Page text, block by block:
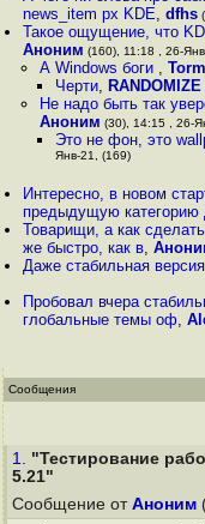
news_item px KDE,dfhs
Такое ощущение, что
Аноним (160), 11:18 , 26-
А Windows боги ,
Черти,
Не надо быть так
Аноним (30), 14:15 , 26-
Это не фон, это
Янв-21, (169)
Интересно, в новом
предыдущую категорию
Товарищи, а как
же быстро, как в,
Даже стабильная
Пробовал вчера
глобальные темы оф,
Сообщения
1. "Тестирование
5.21"
Сообщение от Аноним